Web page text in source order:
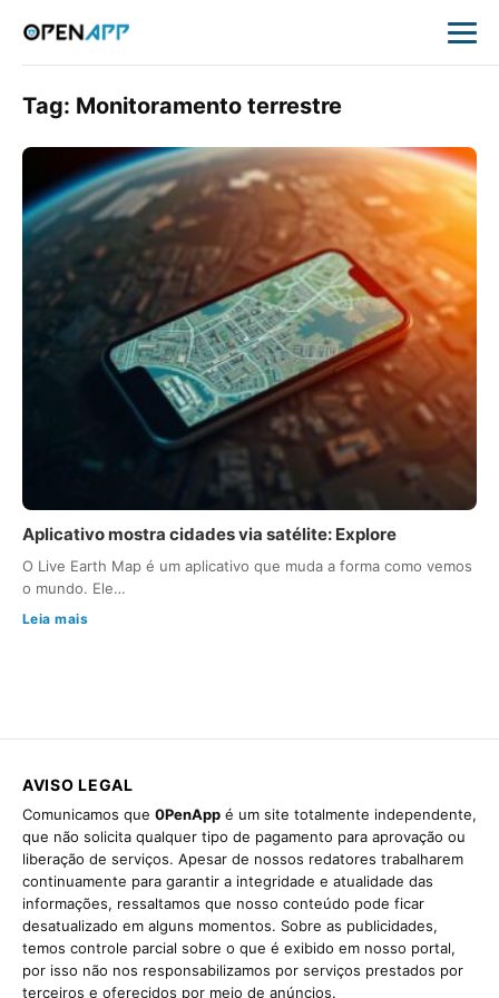
Tag: Monitoramento terrestre
Aplicativo mostra cidades via satélite: Explore
O Live Earth Map é um aplicativo que muda a forma como vemos
o mundo. Ele…
Leia mais
AVISO LEGAL
Comunicamos que 0PenApp é um site totalmente independente,
que não solicita qualquer tipo de pagamento para aprovação ou
liberação de serviços. Apesar de nossos redatores trabalharem
continuamente para garantir a integridade e atualidade das
informações, ressaltamos que nosso conteúdo pode ficar
desatualizado em alguns momentos. Sobre as publicidades,
temos controle parcial sobre o que é exibido em nosso portal,
por isso não nos responsabilizamos por serviços prestados por
terceiros e oferecidos por meio de anúncios.